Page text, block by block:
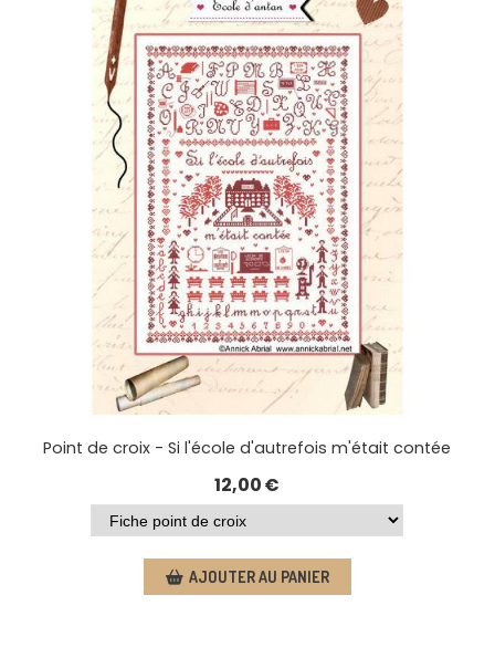
Point de croix - Si l'école d'autrefois m'était contée
12,00€
AJOUTER AU PANIER